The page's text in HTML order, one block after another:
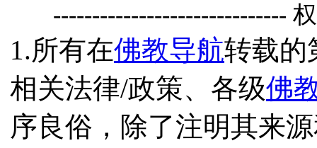
------------------------------
1.所有在佛教导航转载的
相关法律/政策、各级佛
序良俗，除了注明其来